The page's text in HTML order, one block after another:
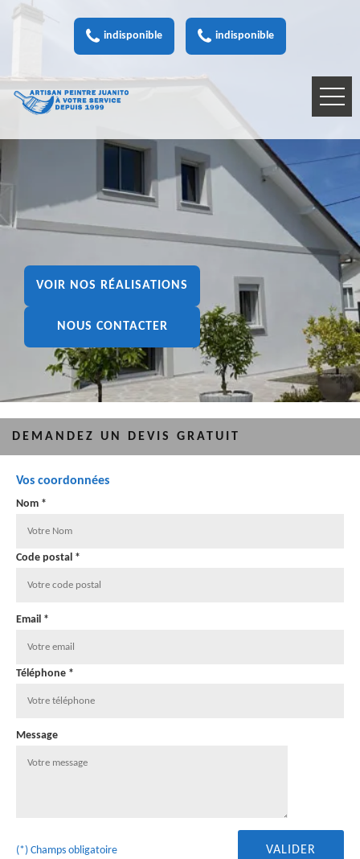
indisponible indisponible
VOIR NOS RÉALISATIONS
NOUS CONTACTER
DEMANDEZ UN DEVIS GRATUIT
Vos coordonnées
Nom *
Code postal *
Email *
Téléphone *
Message
(*) Champs obligatoire